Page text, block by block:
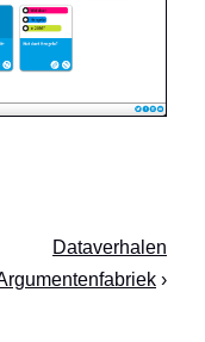
Dataverhalen
›